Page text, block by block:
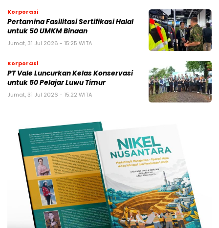
Korporasi
Pertamina Fasilitasi Sertifikasi Halal
untuk 50 UMKM Binaan
Jumat, 31 Jul 2026 - 15:25 WITA
Korporasi
PT Vale Luncurkan Kelas Konservasi
untuk 50 Pelajar Luwu Timur
Jumat, 31 Jul 2026 - 15:22 WITA